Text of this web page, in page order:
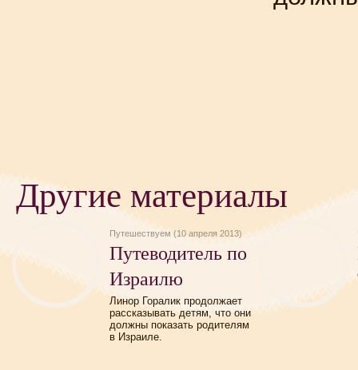
Другие материалы
Путешествуем (10 апреля 2013)
Путеводитель по
Израилю
Линор Горалик продолжает
рассказывать детям, что они
должны показать родителям
в Израиле.